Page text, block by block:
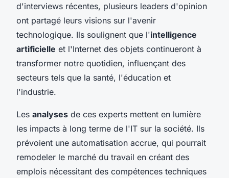
d'interviews récentes, plusieurs leaders d'opinion
ont partagé leurs visions sur l'avenir
technologique. Ils soulignent que l'intelligence
artificielle et l'Internet des objets continueront à
transformer notre quotidien, influençant des
secteurs tels que la santé, l'éducation et
l'industrie.
Les analyses de ces experts mettent en lumière
les impacts à long terme de l'IT sur la société. Ils
prévoient une automatisation accrue, qui pourrait
remodeler le marché du travail en créant des
emplois nécessitant des compétences techniques